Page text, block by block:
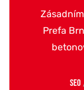
Prefa
SEO